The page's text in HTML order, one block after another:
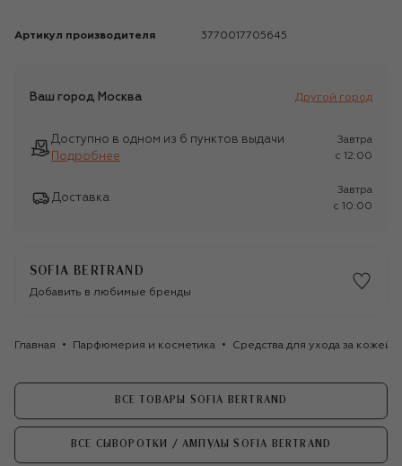
Артикул производителя 3770017705645
Ваш город Москва Другой город
Доступно в одном из 6 пунктов выдачи
Подробнее
Завтра
c 12:00
Доставка
Завтра
c 10:00
SOFIA BERTRAND
Добавить в любимые бренды
Главная Парфюмерия и косметика Средства для ухода за кожей
ВСЕ ТОВАРЫ SOFIA BERTRAND
ВСЕ СЫВОРОТКИ / АМПУЛЫ SOFIA BERTRAND